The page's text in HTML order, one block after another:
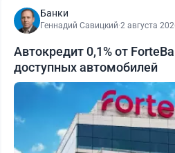
Банки
Геннадий Савицкий·2 августа
Автокредит 0,1% от
доступных автомобилей